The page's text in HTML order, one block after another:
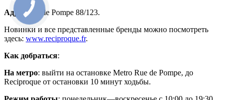
Адрес: rue de Pompe 88/123.
Новинки и все представленные бренды можно посмотреть
здесь: www.reciproque.fr.
Как добраться:
На метро: выйти на остановке Metro Rue de Pompe, до
Reciproque от остановки 10 минут ходьбы.